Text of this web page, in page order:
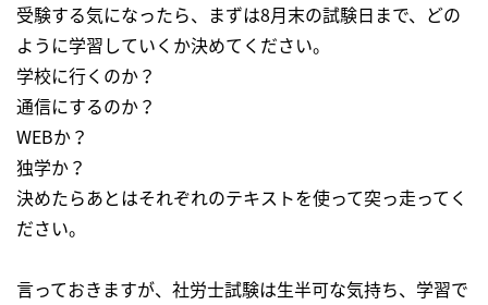
受験する気になったら、まずは8月末の試験日まで、どの
ように学習していくか決めてください。
学校に行くのか？
通信にするのか？
WEBか？
独学か？
決めたらあとはそれぞれのテキストを使って突っ走ってく
ださい。
言っておきますが、社労士試験は生半可な気持ち、学習で